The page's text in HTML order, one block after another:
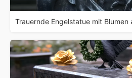
Trauernde Engelstatue mit Blumen